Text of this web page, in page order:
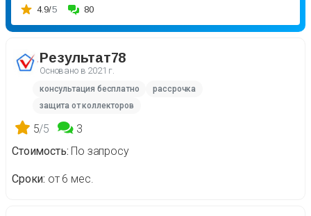
4.9/5 80
Результат78
Основано в 2021 г.
консультация бесплатно
рассрочка
защита от коллекторов
5/5
3
Стоимость По запросу
Сроки от 6 мес.